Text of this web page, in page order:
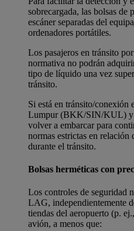
sobrecargada, las bolsas de
escáner separadas del
ordenadores portátiles.
Los pasajeros en tránsito
normativa no podrán
tipo de líquido una vez
tránsito.
Si está en tránsito/
Lumpur (BKK/SIN/KUL) y
volver a embarcar para
normas estrictas en
durante el tránsito.
Bolsas herméticas con
Los controles de seguridad
LAG, independientemente
tiendas del aeropuerto (p.
avión, a menos que: